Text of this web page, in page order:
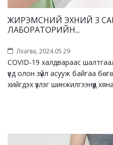
ЖИРЭМСНИЙ ЭХНИЙ 3
ЛАБОРАТОРИЙН...
Лхагва, 2024.05.29
COVID-19 халдвараас
үед олон зүйл асууж байгаа
хийгдэх үзлэг шинжилгээнүүд